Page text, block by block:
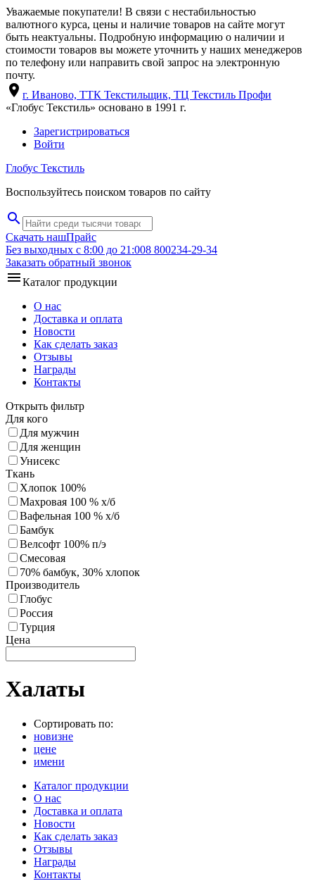
Уважаемые покупатели! В связи с нестабильностью
валютного курса, цены и наличие товаров на сайте могут
быть неактуальны. Подробную информацию о наличии и
стоимости товаров вы можете уточнить у наших менеджеров
по телефону или направить свой запрос на электронную
почту.
location_on г. Иваново, ТТК Текстильщик, ТЦ Текстиль Профи
«Глобус Текстиль» основано в 1991 г.
Зарегистрироваться
Войти
Глобус Текстиль
Воспользуйтесь поиском товаров по сайту
search
Скачать нашПрайс
Без выходных с 8:00 до 21:008 800234-29-34
Заказать обратный звонок
menuКаталог продукции
О нас
Доставка и оплата
Новости
Как сделать заказ
Отзывы
Награды
Контакты
Открыть фильтр
Для кого
Для мужчин
Для женщин
Унисекс
Ткань
Хлопок 100%
Махровая 100 % х/б
Вафельная 100 % х/б
Бамбук
Велсофт 100% п/э
Смесовая
70% бамбук, 30% хлопок
Производитель
Глобус
Россия
Турция
Цена
Халаты
Сортировать по:
новизне
цене
имени
Каталог продукции
О нас
Доставка и оплата
Новости
Как сделать заказ
Отзывы
Награды
Контакты